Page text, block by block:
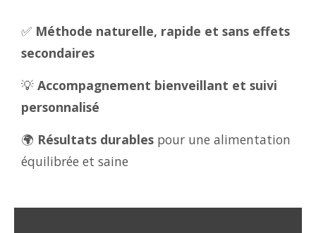
✅ Méthode naturelle, rapide et sans effets
secondaires
💡 Accompagnement bienveillant et suivi
personnalisé
🌍 Résultats durables pour une alimentation
équilibrée et saine